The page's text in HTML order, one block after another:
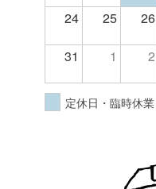
24 25 26
31 1 2
定休日・臨時休業